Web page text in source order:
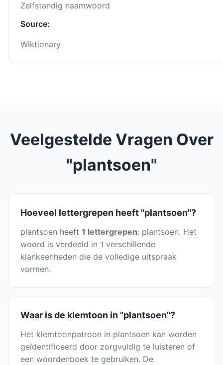
Zelfstandig naamwoord
Source:
Wiktionary
Veelgestelde Vragen Over
"plantsoen"
Hoeveel lettergrepen heeft "plantsoen"?
plantsoen heeft 1 lettergrepen: plantsoen. Het
woord is verdeeld in 1 verschillende
klankeenheden die de volledige uitspraak
vormen.
Waar is de klemtoon in "plantsoen"?
Het klemtoonpatroon in plantsoen kan worden
geïdentificeerd door zorgvuldig te luisteren of
een woordenboek te gebruiken. De